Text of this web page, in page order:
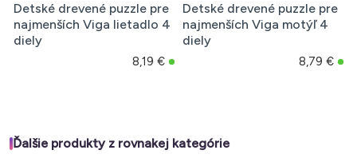
Detské drevené puzzle pre
najmenších Viga lietadlo 4
diely
8,19 €
Detské drevené puzzle pre
najmenších Viga motýľ 4
diely
8,79 €
Ďalšie produkty z rovnakej kategórie